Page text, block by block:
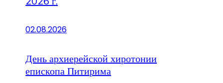
02.08.2026
День архиерейской хиротонии
епископа Питирима